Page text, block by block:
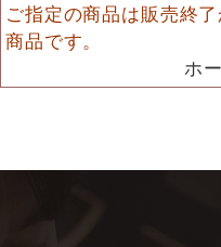
ご指定の商品は販売終
商品です。
ホ